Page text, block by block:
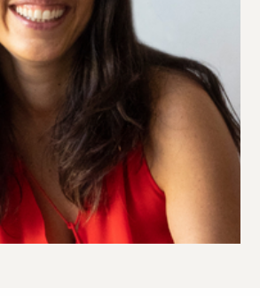
ESPANHOL
INGLÊS
INGLÊS
VER PERFIL
Viaja
desde
ESPAÑA
MADRID